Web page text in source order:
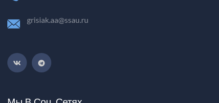
grisiak.aa@ssau.ru